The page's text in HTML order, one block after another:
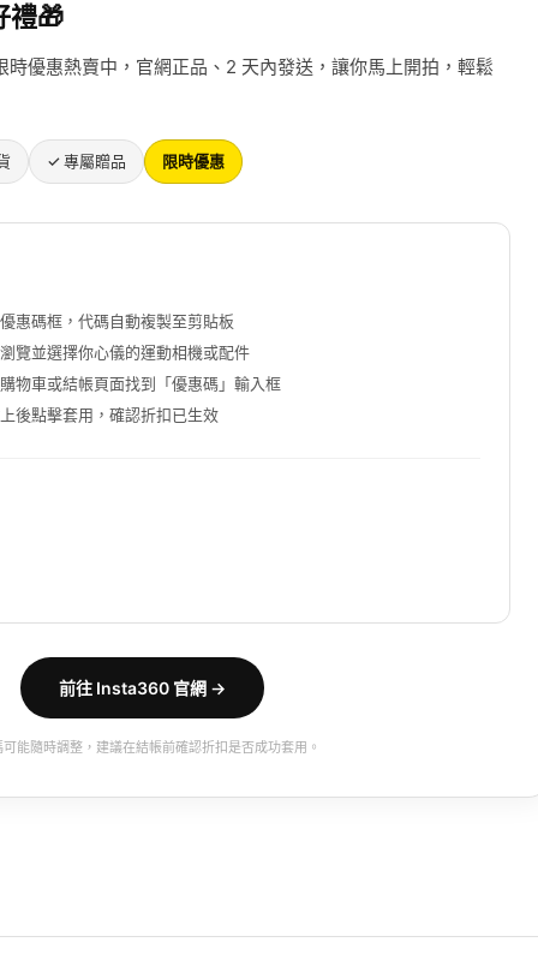
禮🎁
優惠熱賣中，官網正品、2 天內發送，讓你馬上開拍，輕鬆
✓ 專屬贈品 限時優惠
惠碼框，代碼自動複製至剪貼板
覽並選擇你心儀的運動相機或配件
物車或結帳頁面找到「優惠碼」輸入框
後點擊套用，確認折扣已生效
前往 Insta360 官網 →
能隨時調整，建議在結帳前確認折扣是否成功套用。